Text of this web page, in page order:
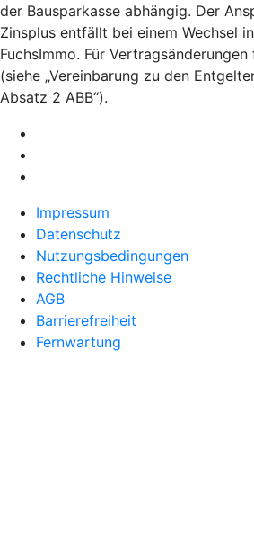
der Bausparkasse abhängig. Der
Zinsplus entfällt bei einem Wechsel
FuchsImmo. Für
(siehe „Vereinbarung zu den
Absatz 2 ABB“).
Impressum
Datenschutz
Nutzungsbedingungen
Rechtliche Hinweise
AGB
Barrierefreiheit
Fernwartung